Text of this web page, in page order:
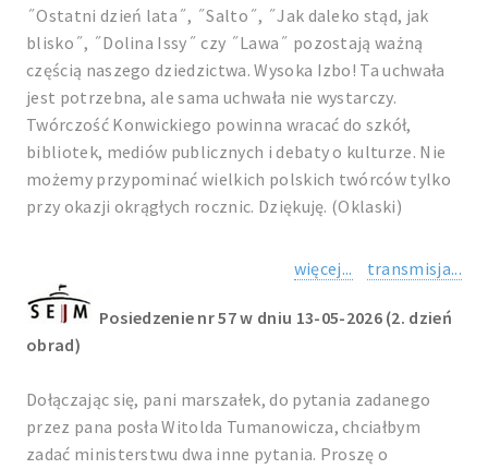
˝Ostatni dzień lata˝, ˝Salto˝, ˝Jak daleko stąd, jak
blisko˝, ˝Dolina Issy˝ czy ˝Lawa˝ pozostają ważną
częścią naszego dziedzictwa. Wysoka Izbo! Ta uchwała
jest potrzebna, ale sama uchwała nie wystarczy.
Twórczość Konwickiego powinna wracać do szkół,
bibliotek, mediów publicznych i debaty o kulturze. Nie
możemy przypominać wielkich polskich twórców tylko
przy okazji okrągłych rocznic. Dziękuję. (Oklaski)
więcej... transmisja...
Posiedzenie nr 57 w dniu 13-05-2026 (2. dzień
obrad)
Dołączając się, pani marszałek, do pytania zadanego
przez pana posła Witolda Tumanowicza, chciałbym
zadać ministerstwu dwa inne pytania. Proszę o